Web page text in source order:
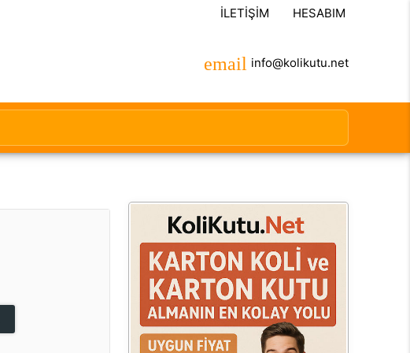
İLETIŞIM HESABIM
info@kolikutu.net